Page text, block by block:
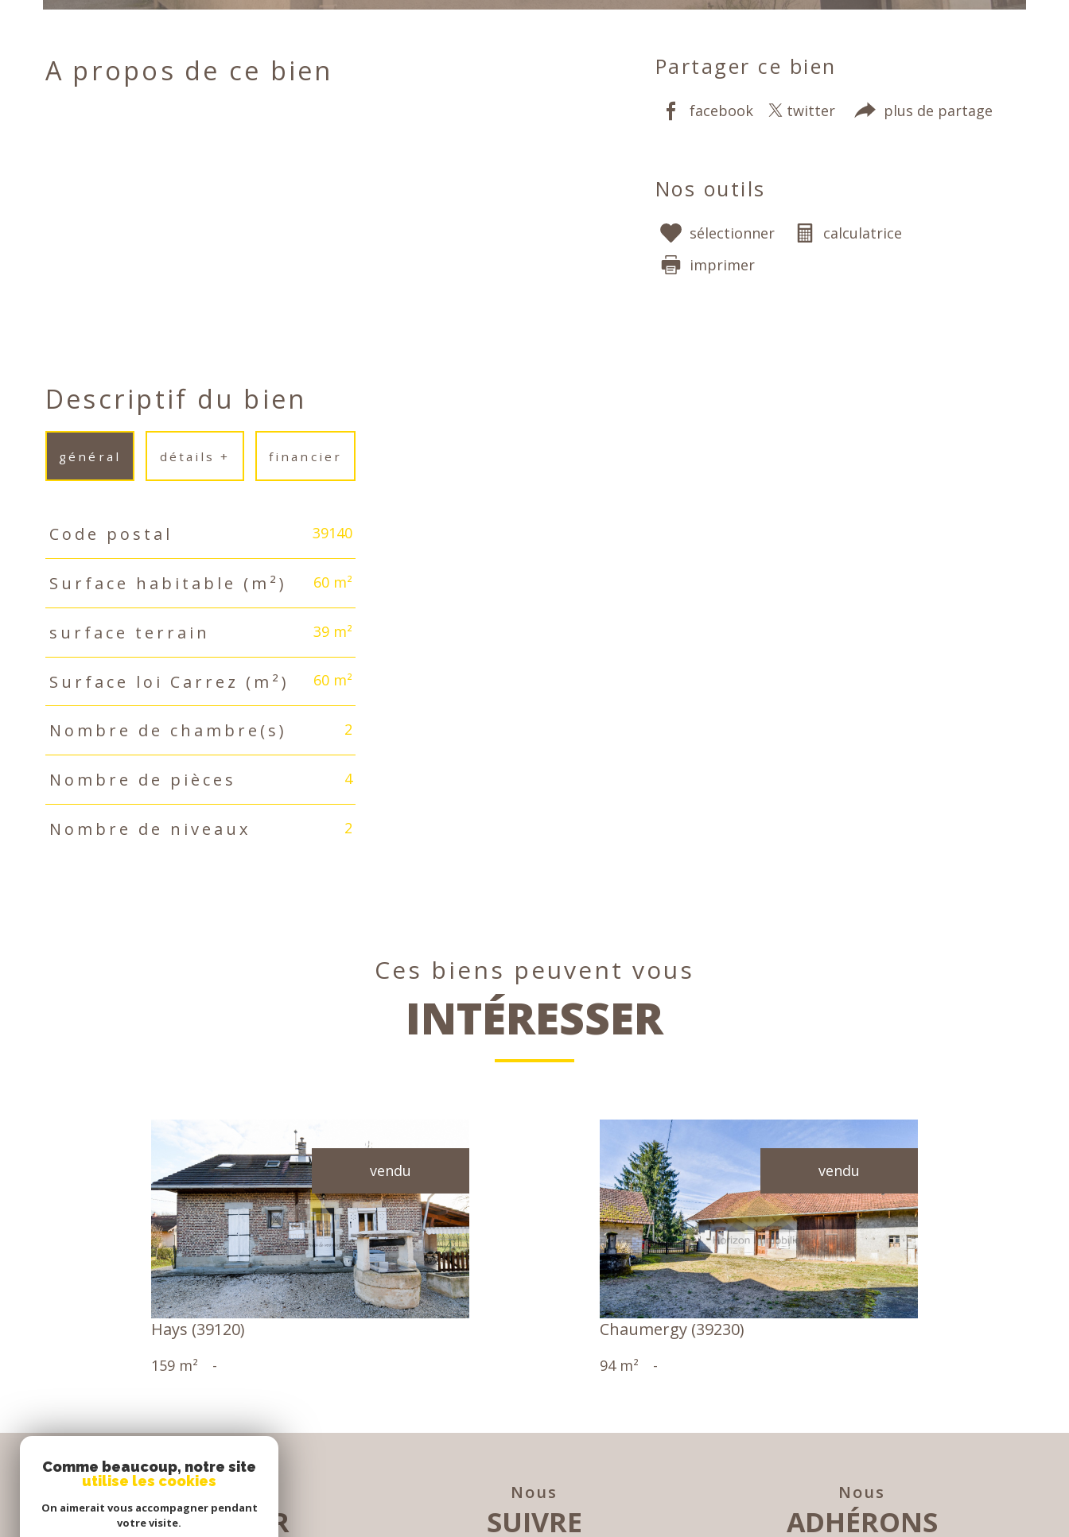
A propos de ce bien Partager ce bien
facebook twitter plus de partage
Nos outils
sélectionner
calculatrice
imprimer
Descriptif du bien
général détails + financier
TRAD_PAMPERO_Caracteristique Valeurs
Code postal 39140
Surface habitable (m²) 60 m²
surface terrain 39 m²
Surface loi Carrez (m²) 60 m²
Nombre de chambre(s) 2
Nombre de pièces 4
Nombre de niveaux 2
Ces biens peuvent vous
INTÉRESSER
vendu
voir le bien
Hays (39120)
159 m² -
vendu
voir le bien
Chaumergy (39230)
94 m² -
Se
CONNECTER
Nous
SUIVRE
Nous
ADHÉRONS
Comme beaucoup, notre site
utilise les cookies
On aimerait vous accompagner pendant
votre visite.